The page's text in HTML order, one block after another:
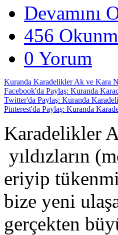
Devamını
456
0 Yorum
Kuranda Karadelikler Ak ve Kara
Facebook'da Paylaş: Kuranda
Twitter'da Paylaş: Kuranda
Pinterest'da Paylaş: Kuranda
Karadelikler
yıldızların
eriyip
bize yeni
gerçekten